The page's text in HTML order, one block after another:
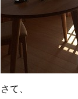
さて、